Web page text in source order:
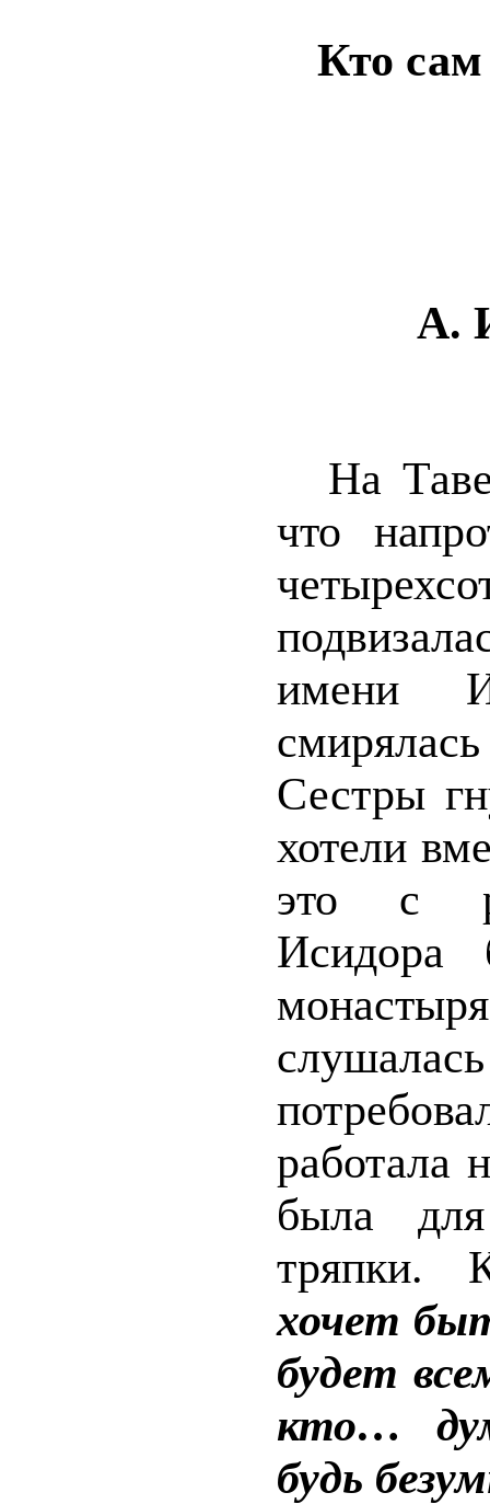
Кто сам
А.
На
что
имени
Сестры
хотели
это с
Исидора
работала
была
тряпки.
хочет
будет
кто…
будь